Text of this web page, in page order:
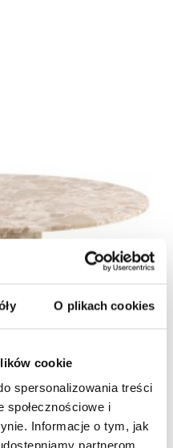
O plikach cookies
cookie
spersonalizowania treści
społecznościowe i
Informacje o tym, jak
partnerom